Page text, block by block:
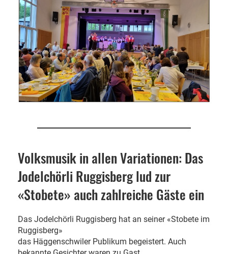
Volksmusik in allen Variationen: Das
Jodelchörli Ruggisberg lud zur
«Stobete» auch zahlreiche Gäste ein
Das Jodelchörli Ruggisberg hat an seiner «Stobete im
Ruggisberg»
das Häggenschwiler Publikum begeistert. Auch